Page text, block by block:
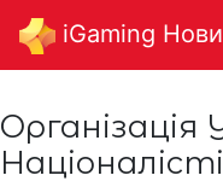
iGaming
Організація